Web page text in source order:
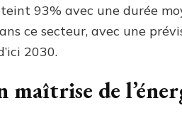
93% avec une durée
ce secteur, avec une
2030.
maîtrise de